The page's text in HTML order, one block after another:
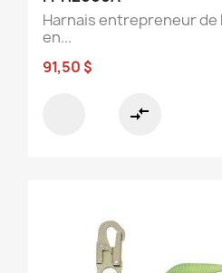
Harnais entrepreneur de
en...
91,50 $
compare_arrows